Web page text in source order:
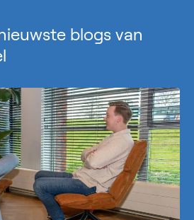
blogs van